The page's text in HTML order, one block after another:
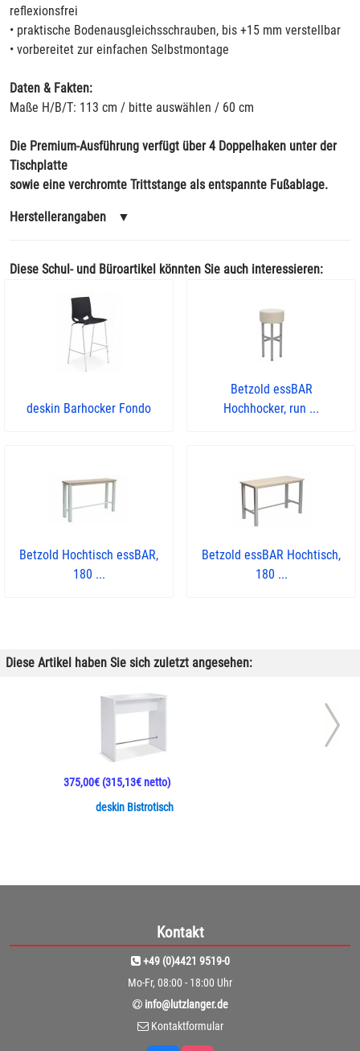
reflexionsfrei
• praktische Bodenausgleichsschrauben, bis +15 mm verstellbar
• vorbereitet zur einfachen Selbstmontage
Daten & Fakten:
Maße H/B/T: 113 cm / bitte auswählen / 60 cm
Die Premium-Ausführung verfügt über 4 Doppelhaken unter der
Tischplatte
sowie eine verchromte Trittstange als entspannte Fußablage.
Herstellerangaben ▼
Diese Schul- und Büroartikel könnten Sie auch interessieren:
deskin Barhocker Fondo
Betzold essBAR
Hochhocker, run ...
Betzold Hochtisch essBAR,
180 ...
Betzold essBAR Hochtisch,
180 ...
Diese Artikel haben Sie sich zuletzt angesehen:
deskin Bistrotisch
375,00€(315,13€ netto)
Kontakt
+49 (0)4421 9519-0
Mo-Fr, 08:00 - 18:00 Uhr
info@lutzlanger.de
Kontaktformular